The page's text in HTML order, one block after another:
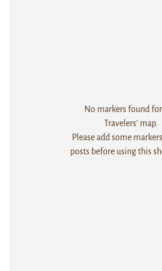
No markers found
Travelers' map.
Please add some
posts before using this